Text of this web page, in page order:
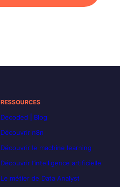
RESSOURCES
Decoded | Blog
Découvrir n8n
Découvrir le machine learning
Découvrir l’intelligence artificielle
Le métier de Data Analyst